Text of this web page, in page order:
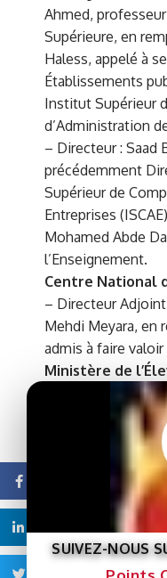
Ahmed,
Supérieure, en
Haless, appelé à
Établissements
Institut Supérieur
d’Administration
– Directeur : Saad
précédemment
Supérieur de
Entreprises
Mohamed Abde
l’Enseignement.
Centre National
– Directeur
Mehdi Meyara, en
admis à faire
Ministère de
Cabinet du
– Chargé de
Commission
du Ministère de
– Président :
Etablissements
Centrale
(CAIE)
– Directeur : Dr
SUIVEZ-NOUS